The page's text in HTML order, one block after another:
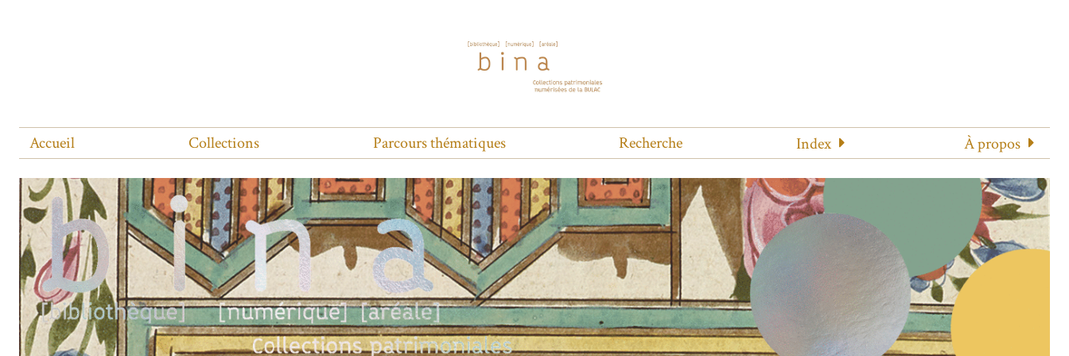
Accueil Collections Parcours thématiques Recherche Index À propos